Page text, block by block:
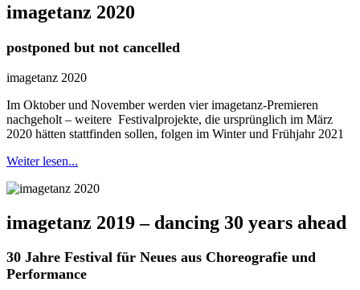
imagetanz 2020
postponed but not cancelled
imagetanz 2020
Im Oktober und November werden vier imagetanz-Premieren
nachgeholt – weitere Festivalprojekte, die ursprünglich im März
2020 hätten stattfinden sollen, folgen im Winter und Frühjahr 2021
Weiter lesen...
imagetanz 2019 – dancing 30 years ahead
30 Jahre Festival für Neues aus Choreografie und
Performance